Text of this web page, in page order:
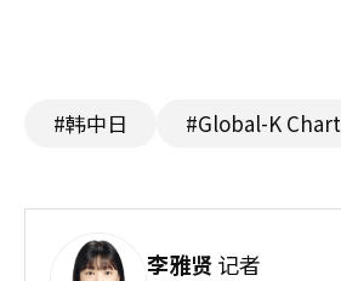
#韩中日 #Global-K Chart
李雅贤记者